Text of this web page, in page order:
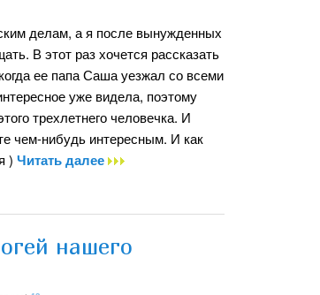
делам, а я после вынужденных
В этот раз хочется рассказать
ее папа Саша уезжал со всеми
уже видела, поэтому
трехлетнего человечка. И
чем-нибудь интересным. И как
) Читать далее
нашего